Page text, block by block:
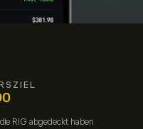
RIG abgedeckt haben